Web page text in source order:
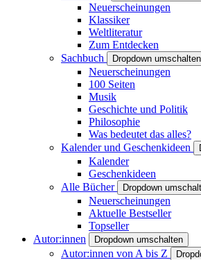
Neuerscheinungen
Klassiker
Weltliteratur
Zum Entdecken
Sachbuch
Dropdown umschalten
Neuerscheinungen
100 Seiten
Musik
Geschichte und Politik
Philosophie
Was bedeutet das alles?
Kalender und Geschenkideen
Kalender
Geschenkideen
Alle Bücher
Dropdown
Neuerscheinungen
Aktuelle Bestseller
Topseller
Autor:innen
Dropdown umschalten
Autor:innen von A bis Z